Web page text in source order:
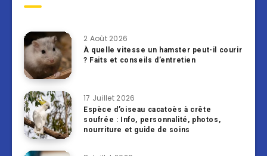
2 Août 2026
À quelle vitesse un hamster peut-il courir
? Faits et conseils d’entretien
17 Juillet 2026
Espèce d’oiseau cacatoès à crête
soufrée : Info, personnalité, photos,
nourriture et guide de soins